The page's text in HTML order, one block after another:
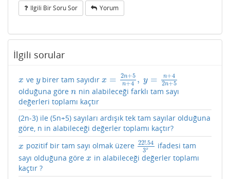
Ilgili Bir Soru Sor Yorum
İlgili sorular
x
x ve y
ybirer tam sayıdırx = 2n+5
n+4 , y = n+4
2n+5
x= 2n +5n+4 y= n+ 42n+5
olduğuna göre n
n nin alabileceği farklı tam sayı
değerleri toplamı kaçtır
(2n-3) ile (5n+5) sayıları ardışık tek tam sayılar olduğuna
göre, n in alabileceği değerler toplamı kaçtır?
x
x pozitif bir tam sayı olmak üzere 22!.54
3x
22!.54 3x
ifadesi tam
sayı olduğuna göre x
x in alabileceği değerler toplamı
kaçtır ?